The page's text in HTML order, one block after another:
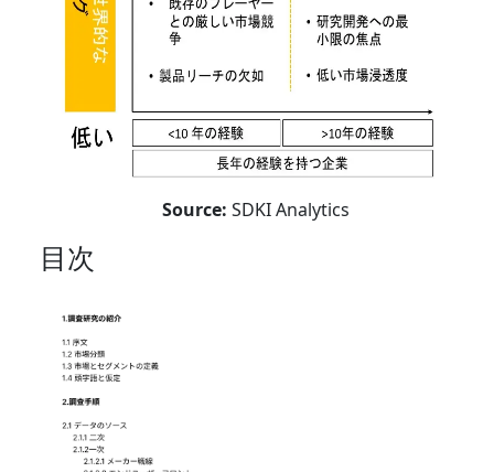
Source: SDKI Analytics
目次